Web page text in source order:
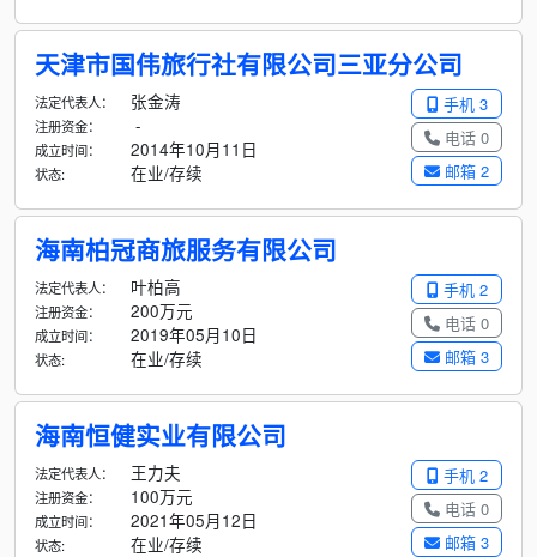
天津市国伟旅行社有限公司三亚分公司
手机 3
电话 0
邮箱 2
法定代表人： 张金涛
注册资金： -
成立时间： 2014年10月11日
状态: 在业/存续
海南柏冠商旅服务有限公司
手机 2
电话 0
邮箱 3
法定代表人： 叶柏高
注册资金： 200万元
成立时间： 2019年05月10日
状态: 在业/存续
海南恒健实业有限公司
手机 2
电话 0
邮箱 3
法定代表人： 王力夫
注册资金： 100万元
成立时间： 2021年05月12日
状态: 在业/存续